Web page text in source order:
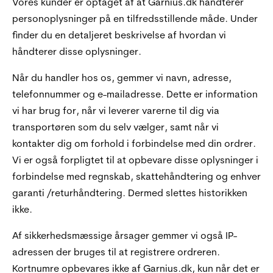
personoplysninger på en tilfredsstillende måde. Under
finder du en detaljeret beskrivelse af hvordan vi
håndterer disse oplysninger.
Når du handler hos os, gemmer vi navn, adresse,
telefonnummer og e-mailadresse. Dette er information
vi har brug for, når vi leverer varerne til dig via
transportøren som du selv vælger, samt når vi
kontakter dig om forhold i forbindelse med din ordrer.
Vi er også forpligtet til at opbevare disse oplysninger i
forbindelse med regnskab, skattehåndtering og enhver
garanti /returhåndtering. Dermed slettes historikken
ikke.
Af sikkerhedsmæssige årsager gemmer vi også IP-
adressen der bruges til at registrere ordreren.
Kortnumre opbevares ikke af Garnius.dk, kun når det er